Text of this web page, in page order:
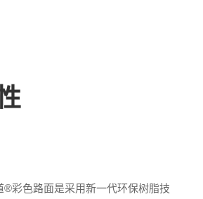
®彩色路面是采用新一代环保树脂技